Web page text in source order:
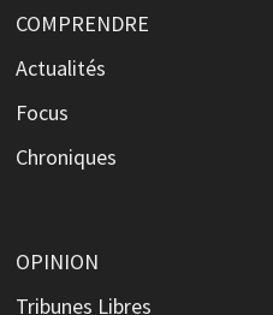
COMPRENDRE
Actualités
Focus
Chroniques
OPINION
Tribunes Libres